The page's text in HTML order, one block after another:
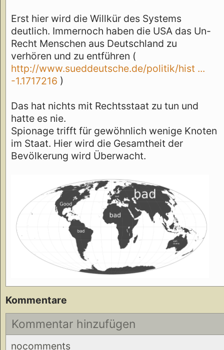
Erst hier wird die Willkür des Systems
deutlich. Immernoch haben die USA das Un-
Recht Menschen aus Deutschland zu
verhören und zu entführen (
http://www.sueddeutsche.de/politik/hist ...
-1.1717216 )
Das hat nichts mit Rechtsstaat zu tun und
hatte es nie.
Spionage trifft für gewöhnlich wenige Knoten
im Staat. Hier wird die Gesamtheit der
Bevölkerung wird Überwacht.
Kommentare
Kommentar hinzufügen
nocomments